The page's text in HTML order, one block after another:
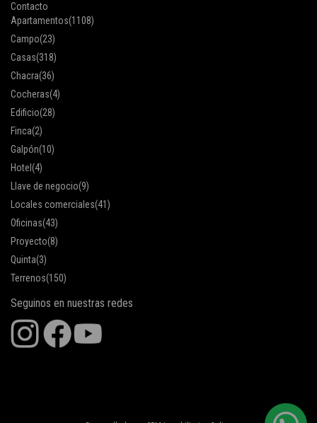
Contacto
Apartamentos(1108)
Campo(23)
Casas(318)
Chacra(36)
Cocheras(4)
Edificio(28)
Finca(2)
Galpón(10)
Hotel (4)
Llave de negocio(9)
Locales comerciales(41)
Oficinas(43)
Proyecto(8)
Quinta(3)
Terrenos(150)
Seguinos en nuestras redes